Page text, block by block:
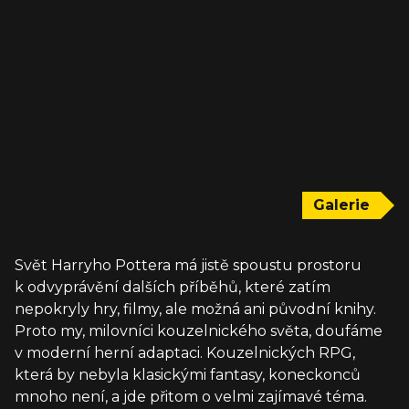
Galerie
Svět Harryho Pottera má jistě spoustu prostoru
k odvyprávění dalších příběhů, které zatím
nepokryly hry, filmy, ale možná ani původní knihy.
Proto my, milovníci kouzelnického světa, doufáme
v moderní herní adaptaci. Kouzelnických RPG,
která by nebyla klasickými fantasy, koneckonců
mnoho není, a jde přitom o velmi zajímavé téma.